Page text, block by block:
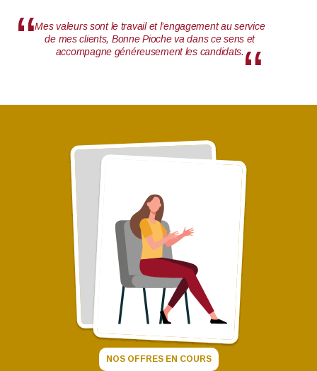
Mes valeurs sont le travail et l’engagement au service
de mes clients, Bonne Pioche va dans ce sens et
accompagne généreusement les candidats.
NOS OFFRES EN COURS